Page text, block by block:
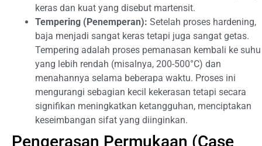
keras dan kuat yang disebut martensit.
Tempering (Penemperan): Setelah proses hardening,
baja menjadi sangat keras tetapi juga sangat getas.
Tempering adalah proses pemanasan kembali ke suhu
yang lebih rendah (misalnya, 200-500°C) dan
menahannya selama beberapa waktu. Proses ini
mengurangi sebagian kecil kekerasan tetapi secara
signifikan meningkatkan ketangguhan, menciptakan
keseimbangan sifat yang diinginkan.
Pengerasan Permukaan (Case